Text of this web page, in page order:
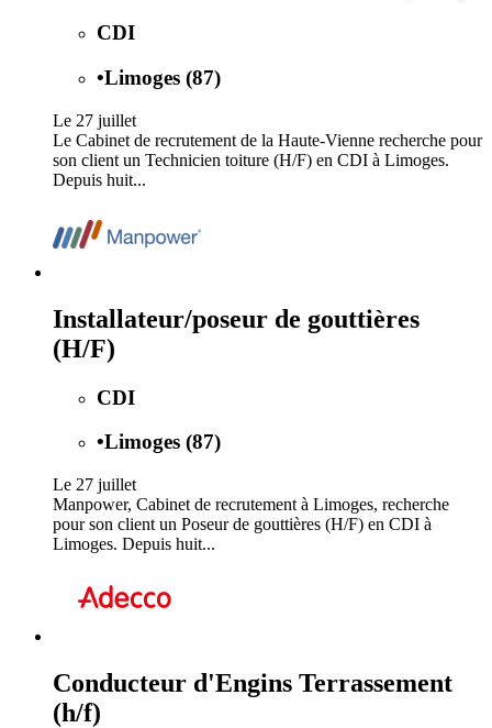
CDI
•Limoges (87)
Le 27 juillet
Le Cabinet de recrutement de la Haute-Vienne recherche pour
son client un Technicien toiture (H/F) en CDI à Limoges.
Depuis huit...
Installateur/poseur de gouttières
(H/F)
CDI
•Limoges (87)
Le 27 juillet
Manpower, Cabinet de recrutement à Limoges, recherche
pour son client un Poseur de gouttières (H/F) en CDI à
Limoges. Depuis huit...
Conducteur d'Engins Terrassement
(h/f)